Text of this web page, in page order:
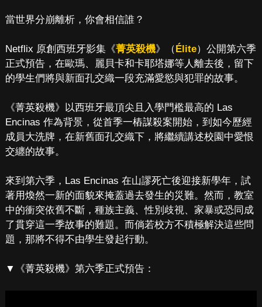
當世界分崩離析，你會相信誰？
Netflix 原創西班牙影集《菁英殺機》（ Élite）公開第六季
正式預告，在歐瑪、麗貝卡和卡耶塔娜等人離去後，留下
的學生們將與新面孔交織一段充滿愛慾與犯罪的故事。
《菁英殺機》以西班牙最頂尖且入學門檻最高的 Las
Encinas 作為背景，從首季一樁謀殺案開始，到如今歷經
成員大洗牌，在新舊面孔交織下，將繼續講述校園中愛恨
交纏的故事。
來到第六季，Las Encinas 在山謬死亡後迎接新學年，試
著用煥然一新的面貌來掩蓋過去發生的災難。然而，教室
中的衝突依舊不斷，種族主義、性別歧視、家暴或恐同成
了貫穿這一季故事的難題。而倘若校方不積極解決這些問
題，那將不得不由學生發起行動。
▼《菁英殺機》第六季正式預告：